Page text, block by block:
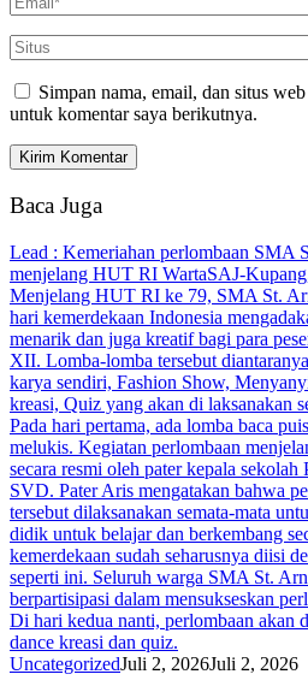
Simpan nama, email, dan situs
untuk komentar saya berikutnya.
Baca Juga
Lead : Kemeriahan perlombaan SMA
menjelang HUT RI WartaSAJ-
Menjelang HUT RI ke 79, SMA St.
hari kemerdekaan Indonesia
menarik dan juga kreatif bagi para
XII. Lomba-lomba tersebut
karya sendiri, Fashion Show,
kreasi, Quiz yang akan di laksanakan
Pada hari pertama, ada lomba baca
melukis. Kegiatan perlombaan
secara resmi oleh pater kepala
SVD. Pater Aris mengatakan bahwa
tersebut dilaksanakan semata-mata
didik untuk belajar dan berkembang
kemerdekaan sudah seharusnya diisi
seperti ini. Seluruh warga SMA St.
berpartisipasi dalam mensukseskan
Di hari kedua nanti, perlombaan akan
dance kreasi dan quiz.
UncategorizedJuli 2, 2026Juli 2, 2026